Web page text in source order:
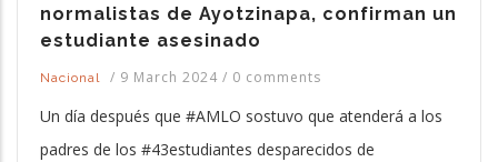
normalistas de Ayotzinapa, confirman un
estudiante asesinado
Nacional / 9 March 2024 / 0 comments
Un día después que #AMLO sostuvo que atenderá a los
padres de los #43estudiantes desparecidos de